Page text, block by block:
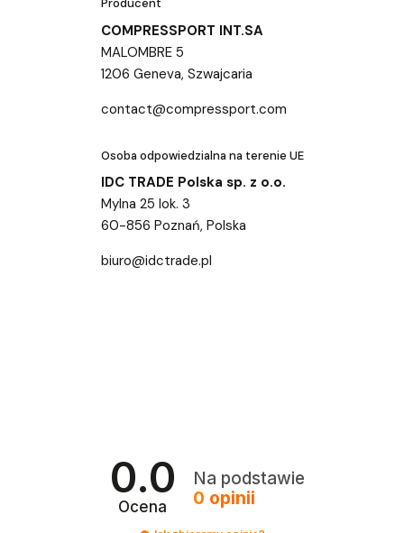
Producent
COMPRESSPORT INT.SA
MALOMBRE 5
1206 Geneva, Szwajcaria
contact@compressport.com
Osoba odpowiedzialna na terenie UE
IDC TRADE Polska sp. z o.o.
Mylna 25 lok. 3
60-856 Poznań, Polska
biuro@idctrade.pl
0.0
Ocena
Na podstawie
0 opinii